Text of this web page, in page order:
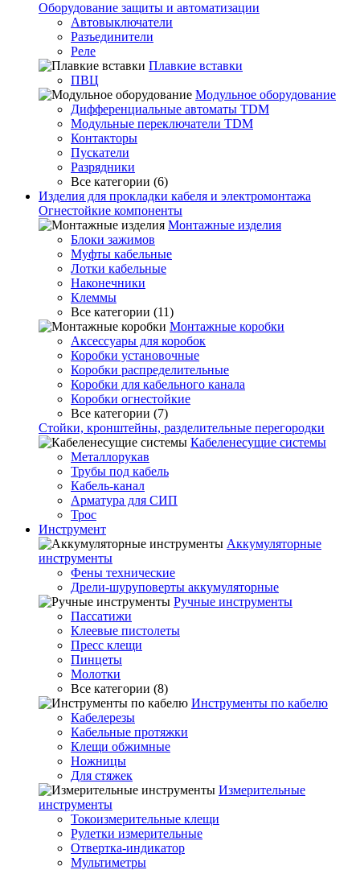
Оборудование защиты и автоматизации
Автовыключатели
Разъединители
Реле
Плавкие вставки
ПВЦ
Модульное оборудование
Дифференциальные автоматы TDM
Модульные переключатели TDM
Контакторы
Пускатели
Разрядники
Все категории (6)
Изделия для прокладки кабеля и электромонтажа
Огнестойкие компоненты
Монтажные изделия
Блоки зажимов
Муфты кабельные
Лотки кабельные
Наконечники
Клеммы
Все категории (11)
Монтажные коробки
Аксессуары для коробок
Коробки установочные
Коробки распределительные
Коробки для кабельного канала
Коробки огнестойкие
Все категории (7)
Стойки, кронштейны, разделительные перегородки
Кабеленесущие системы
Металлорукав
Трубы под кабель
Кабель-канал
Арматура для СИП
Трос
Инструмент
Аккумуляторные
инструменты
Фены технические
Дрели-шуруповерты аккумуляторные
Ручные инструменты
Пассатижи
Клеевые пистолеты
Пресс клещи
Пинцеты
Молотки
Все категории (8)
Инструменты по кабелю
Кабелерезы
Кабельные протяжки
Клещи обжимные
Ножницы
Для стяжек
Измерительные
инструменты
Токоизмерительные клещи
Рулетки измерительные
Отвертка-индикатор
Мультиметры